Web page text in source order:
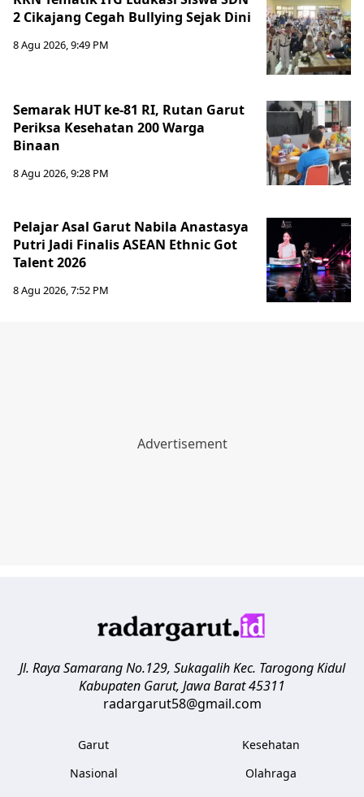
2 Cikajang Cegah Bullying Sejak Dini
8 Agu 2026, 9:49 PM
Semarak HUT ke-81 RI, Rutan Garut
Periksa Kesehatan 200 Warga
Binaan
8 Agu 2026, 9:28 PM
Pelajar Asal Garut Nabila Anastasya
Putri Jadi Finalis ASEAN Ethnic Got
Talent 2026
8 Agu 2026, 7:52 PM
Jl. Raya Samarang No.129, Sukagalih Kec. Tarogong Kidul
Kabupaten Garut, Jawa Barat45311
radargarut58@gmail.com
Garut
Nasional
Kesehatan
Olahraga